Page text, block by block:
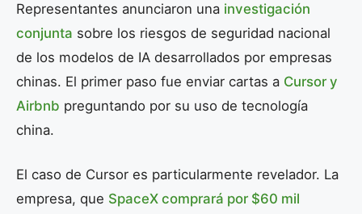
Representantes anunciaron una investigación
conjunta sobre los riesgos de seguridad nacional
de los modelos de IA desarrollados por empresas
chinas. El primer paso fue enviar cartas a Cursor y
Airbnb preguntando por su uso de tecnología
china.
El caso de Cursor es particularmente revelador. La
empresa, que SpaceX comprará por $60 mil